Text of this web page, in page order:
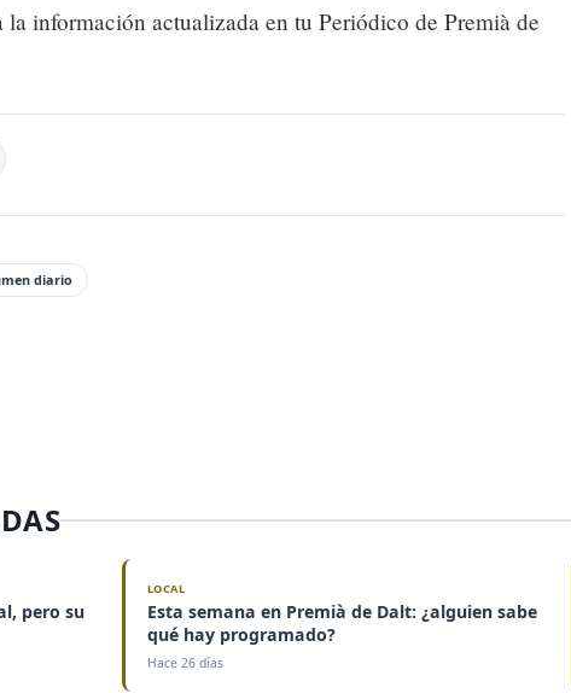
la información actualizada en tu Periódico de Premià de
diario
pero su
LOCAL
Esta semana en Premià de Dalt: ¿alguien sabe
qué hay programado?
Hace 26 días